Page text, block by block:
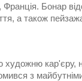
Франція. Бонар
а також
кар'єру,
з